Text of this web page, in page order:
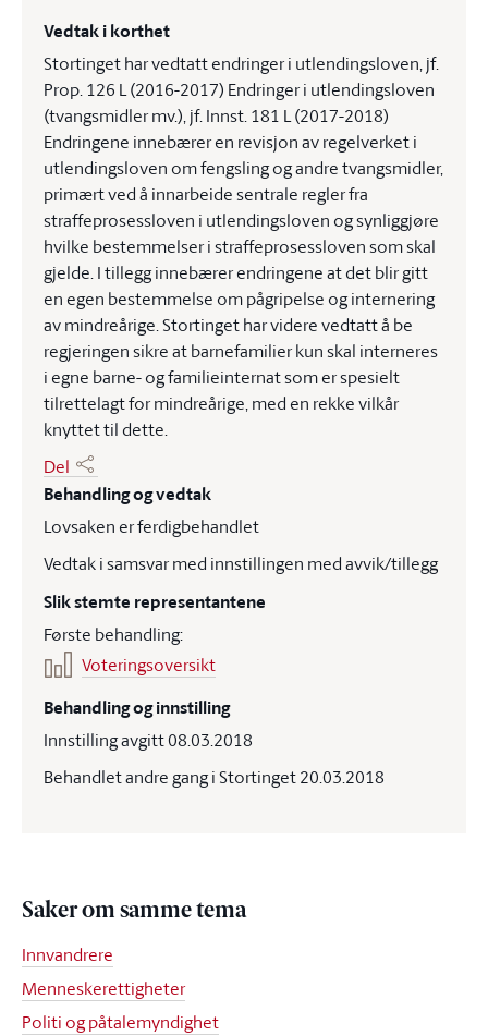
Vedtak i korthet
Stortinget har vedtatt endringer i utlendingsloven, jf.
Prop. 126 L (2016-2017) Endringer i utlendingsloven
(tvangsmidler mv.), jf. Innst. 181 L (2017-2018)
Endringene innebærer en revisjon av regelverket i
utlendingsloven om fengsling og andre tvangsmidler,
primært ved å innarbeide sentrale regler fra
straffeprosessloven i utlendingsloven og synliggjøre
hvilke bestemmelser i straffeprosessloven som skal
gjelde. I tillegg innebærer endringene at det blir gitt
en egen bestemmelse om pågripelse og internering
av mindreårige. Stortinget har videre vedtatt å be
regjeringen sikre at barnefamilier kun skal interneres
i egne barne- og familieinternat som er spesielt
tilrettelagt for mindreårige, med en rekke vilkår
knyttet til dette.
Del
Behandling og vedtak
Lovsaken er ferdigbehandlet
Vedtak i samsvar med innstillingen med avvik/tillegg
Slik stemte representantene
Første behandling:
Voteringsoversikt
Behandling og innstilling
Innstilling avgitt 08.03.2018
Behandlet andre gang i Stortinget 20.03.2018
Saker om samme tema
Innvandrere
Menneskerettigheter
Politi og påtalemyndighet